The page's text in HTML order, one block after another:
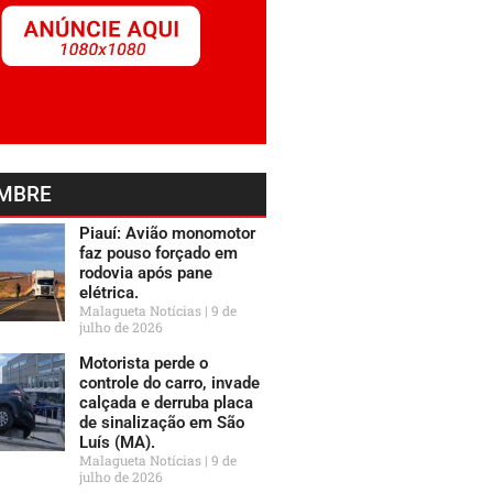
Piauí: Avião monomotor
faz pouso forçado em
rodovia após pane
elétrica.
Malagueta Notícias 9 de
julho de 2026
Motorista perde o
controle do carro, invade
calçada e derruba placa
de sinalização em São
Luís (MA).
Malagueta Notícias 9 de
julho de 2026